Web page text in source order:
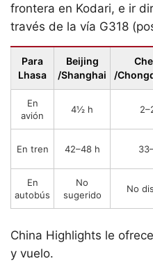
frontera en Kodari, e ir
través de la vía G318
Para
Lhasa
Beijing
/Shanghai
/
En
avión
4½ h
En tren 42–48 h
En
autobús
No
sugerido
No
China Highlights le
y vuelo.